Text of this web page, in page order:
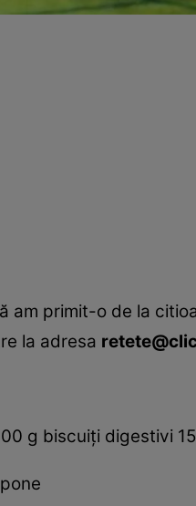
am primit-o de la
la adresa
g biscuiţi digestivi